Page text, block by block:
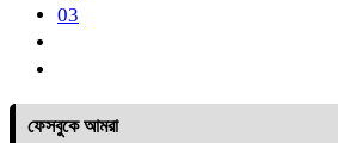
03
ফেসবুকে আমরা